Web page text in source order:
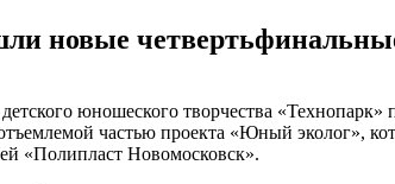
новые
юношеского творчества
частью проекта «Юный эколог»,
«Полипласт Новомосковск».